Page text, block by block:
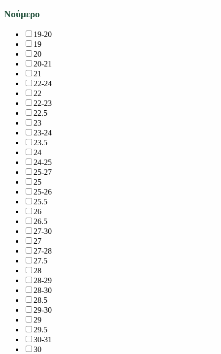
Νούμερο
19-20
19
20
20-21
21
22-24
22
22-23
22.5
23
23-24
23.5
24
24-25
25-27
25
25-26
25.5
26
26.5
27-30
27
27-28
27.5
28
28-29
28-30
28.5
29-30
29
29.5
30-31
30